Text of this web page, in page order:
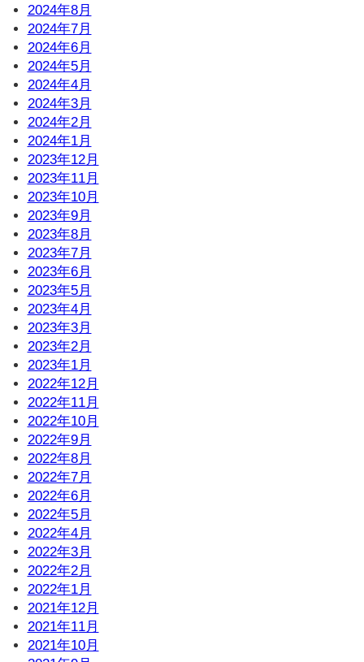
2024年8月
2024年7月
2024年6月
2024年5月
2024年4月
2024年3月
2024年2月
2024年1月
2023年12月
2023年11月
2023年10月
2023年9月
2023年8月
2023年7月
2023年6月
2023年5月
2023年4月
2023年3月
2023年2月
2023年1月
2022年12月
2022年11月
2022年10月
2022年9月
2022年8月
2022年7月
2022年6月
2022年5月
2022年4月
2022年3月
2022年2月
2022年1月
2021年12月
2021年11月
2021年10月